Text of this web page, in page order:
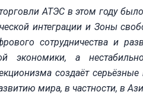
АТЭС в этом году
интеграции и Зоны
сотрудничества и
экономики, а
создаёт
мира, в частности, в